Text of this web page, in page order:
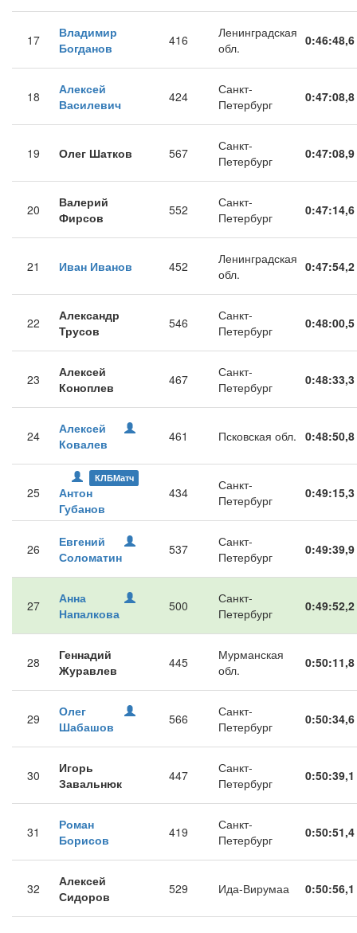
17
Владимир
Богданов
416
Ленинградская
обл.
0:46:48,6
18
Алексей
Василевич
424
Санкт-
Петербург
0:47:08,8
19 Олег Шатков 567
Санкт-
Петербург
0:47:08,9
20
Валерий
Фирсов
552
Санкт-
Петербург
0:47:14,6
21 Иван Иванов 452
Ленинградская
обл.
0:47:54,2
22
Александр
Трусов
546
Санкт-
Петербург
0:48:00,5
23
Алексей
Коноплев
467
Санкт-
Петербург
0:48:33,3
24
Алексей
Ковалев
461 Псковская обл. 0:48:50,8
25
КЛБМатч
Антон
Губанов
434
Санкт-
Петербург
0:49:15,3
26
Евгений
Соломатин
537
Санкт-
Петербург
0:49:39,9
27
Анна
Напалкова
500
Санкт-
Петербург
0:49:52,2
28
Геннадий
Журавлев
445
Мурманская
обл.
0:50:11,8
29
Олег
Шабашов
566
Санкт-
Петербург
0:50:34,6
30
Игорь
Завальнюк
447
Санкт-
Петербург
0:50:39,1
31
Роман
Борисов
419
Санкт-
Петербург
0:50:51,4
32
Алексей
Сидоров
529 Ида-Вирумаа 0:50:56,1